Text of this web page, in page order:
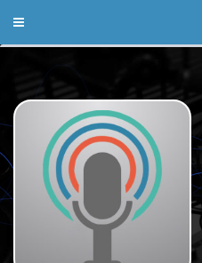
Toggle